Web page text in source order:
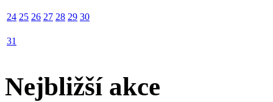
24 25 26 27 28 29 30
31
Nejbližší akce